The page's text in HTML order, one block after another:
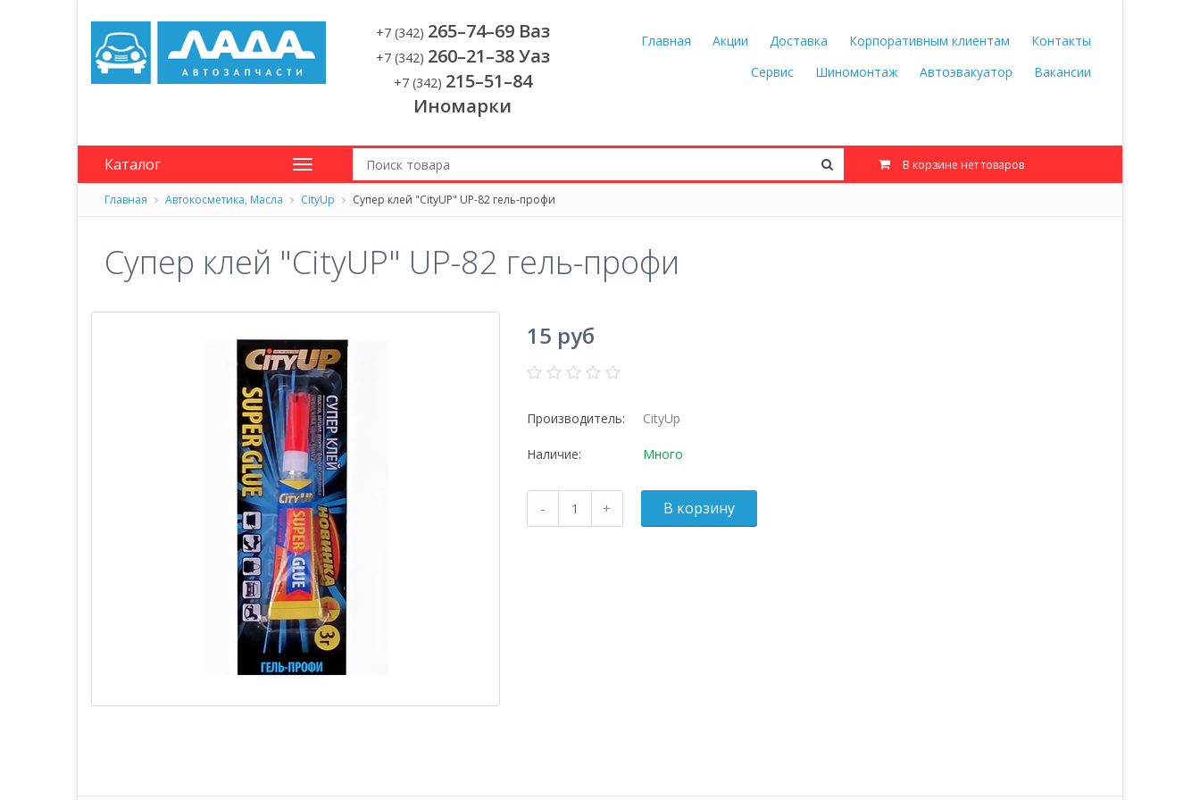
Главная Акции Доставка Корпоративным клиентам
Контакты
Сервис
Шиномонтаж Автоэвакуатор Вакансии
+7 (342) 265–74–69 Ваз
+7 (342) 260–21–38 Уаз
+7 (342) 215–51–84
Иномарки
Каталог В корзине нет товаров
Главная Автокосметика, Масла CityUp Супер клей "CityUP" UP-82 гель-профи
Супер клей "CityUP" UP-82 гель-профи
15 руб
Производитель: CityUp
Наличие: Много